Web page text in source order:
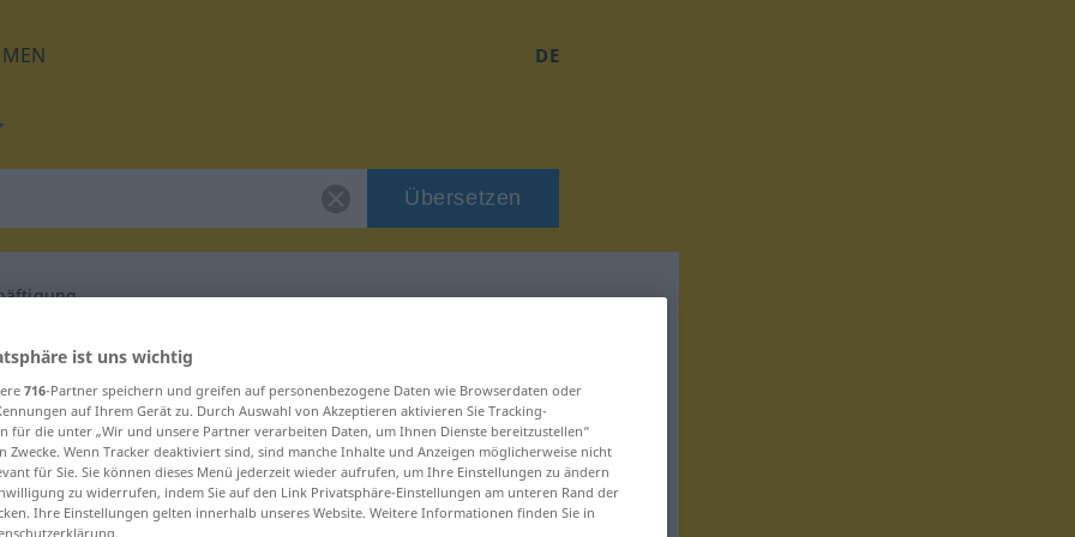
DE
Übersetzen
"Nebenbeschäftigung"
Übersetzung
ist uns wichtig
716-Partner speichern und greifen auf personenbezogene Daten wie Browserdaten oder
auf Ihrem Gerät zu. Durch Auswahl von Akzeptieren aktivieren Sie Tracking-
für die unter „Wir und unsere Partner verarbeiten Daten, um Ihnen Dienste bereitzustellen“
Zwecke. Wenn Tracker deaktiviert sind, sind manche Inhalte und Anzeigen möglicherweise nicht
für Sie. Sie können dieses Menü jederzeit wieder aufrufen, um Ihre Einstellungen zu ändern
zu widerrufen, indem Sie auf den Link Privatsphäre-Einstellungen am unteren Rand der
Ihre Einstellungen gelten innerhalb unseres Website. Weitere Informationen finden Sie in